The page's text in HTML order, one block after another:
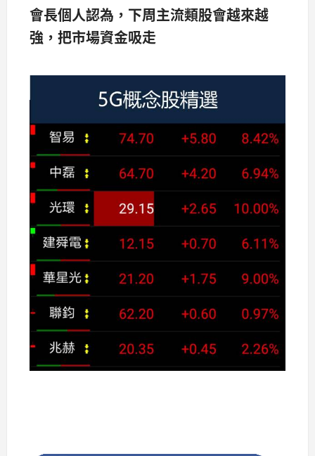
會長個人認為，下周主流類股會越來越
強，把市場資金吸走